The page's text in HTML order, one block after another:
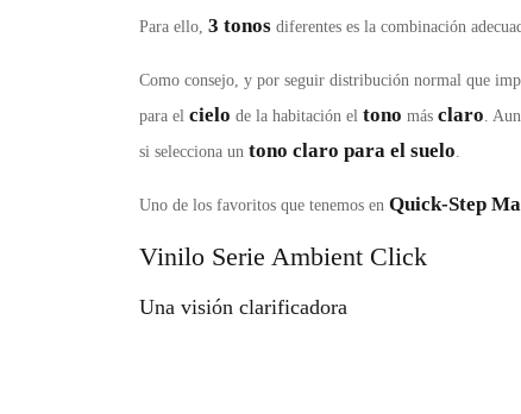
Para ello, 3 tonos diferentes es la combinación
Como consejo, y por seguir distribución normal que
para el cielo de la habitación el tono más claro .
si selecciona un tono claro para el suelo
Uno de los favoritos que tenemos en Quick-Step
Vinilo Serie Ambient Click
Una visión clarificadora